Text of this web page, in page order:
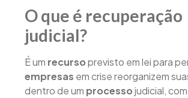
O que é recuperação
judicial?
É um recursoprevisto em lei para
empresas em crise reorganizem
dentro de um processojudicial,